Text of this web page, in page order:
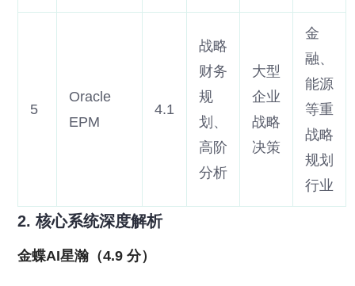
5
Oracle
EPM
4.1
战略
财务
规
划、
高阶
分析
大型
企业
战略
决策
金
融、
能源
等重
战略
规划
行业
2. 核心系统深度解析
金蝶AI星瀚（4.9 分）